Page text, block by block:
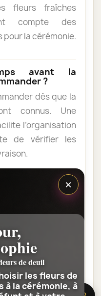
fleurs fraîches
compte des
la cérémonie.
avant la
?
dès que la
connus. Une
l’organisation
de vérifier les
être livrées
?
condoléances
avant ou après
que
les fleurs.
×
de deuil
les fleurs de
à la cérémonie, à